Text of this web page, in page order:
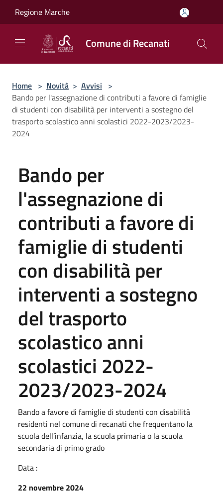
Regione Marche
Comune di Recanati
Home > Novità > Avvisi >
Bando per l'assegnazione di contributi a favore di famiglie
di studenti con disabilità per interventi a sostegno del
trasporto scolastico anni scolastici 2022-2023/2023-
2024
Bando per
l'assegnazione di
contributi a favore di
famiglie di studenti
con disabilità per
interventi a sostegno
del trasporto
scolastico anni
scolastici 2022-
2023/2023-2024
Bando a favore di famiglie di studenti con disabilità
residenti nel comune di recanati che frequentano la
scuola dell’infanzia, la scuola primaria o la scuola
secondaria di primo grado
Data :
22 novembre 2024